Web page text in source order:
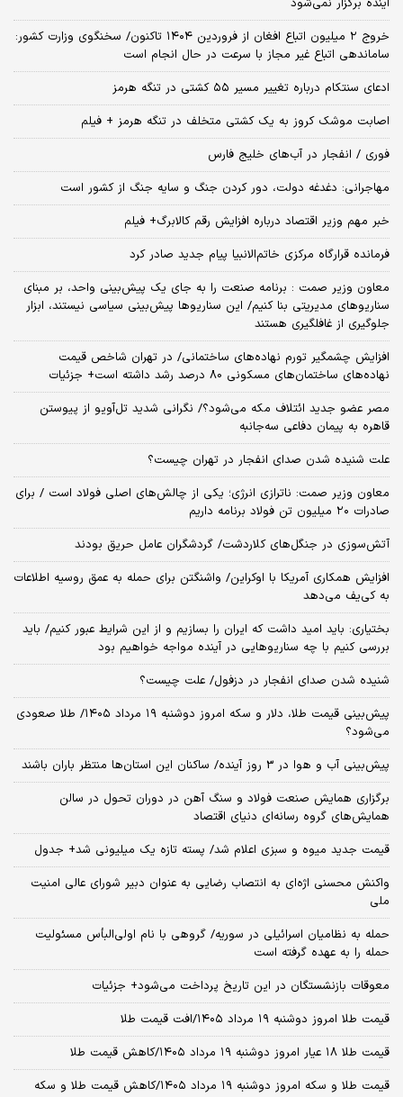
آینده برگزار نمی‌شود
خروج ۲ میلیون اتباع افغان از فروردین ۱۴۰۴ تاکنون/ سخنگوی وزارت کشور:
ساماندهی اتباع غیر مجاز با سرعت در حال انجام است
ادعای سنتکام درباره تغییر مسیر ۵۵ کشتی در تنگه هرمز
اصابت موشک کروز به یک کشتی متخلف در تنگه هرمز + فیلم
فوری / انفجار در آب‌های خلیج فارس
مهاجرانی: دغدغه دولت، دور کردن جنگ و سایه جنگ از کشور است
خبر مهم وزیر اقتصاد درباره افزایش رقم کالابرگ+ فیلم
فرمانده قرارگاه مرکزی خاتم‌الانبیا پیام جدید صادر کرد
معاون وزیر صمت : برنامه صنعت را به جای یک پیش‌بینی واحد، بر مبنای
سناریوهای مدیریتی بنا کنیم/ این سناریوها پیش‌بینی سیاسی نیستند، ابزار
جلوگیری از غافلگیری هستند
افزایش چشمگیر تورم نهاده‌های ساختمانی/ در تهران شاخص قیمت
نهاده‌های ساختمان‌های مسکونی 80 درصد رشد داشته است+ جزئیات
مصر عضو جدید ائتلاف مکه می‌شود؟/ نگرانی شدید تل‌آویو از پیوستن
قاهره به پیمان دفاعی سه‌جانبه
علت شنیده شدن صدای انفجار در تهران چیست؟
معاون وزیر صمت: ناترازی انرژی؛ یکی از چالش‌های اصلی فولاد است / برای
صادرات ۲۰ میلیون تن فولاد برنامه‌ داریم
آتش‌سوزی در جنگل‌های کلاردشت/ گردشگران عامل حریق بودند
افزایش همکاری آمریکا با اوکراین/ واشنگتن برای حمله به عمق روسیه اطلاعات
به کی‌یف می‌دهد
بختیاری: باید امید داشت که ایران را بسازیم و از این شرایط عبور کنیم/ باید
بررسی کنیم با چه سناریوهایی در آینده مواجه خواهیم بود
شنیده شدن صدای انفجار در دزفول/ علت چیست؟
پیش‌بینی قیمت طلا، دلار و سکه امروز دوشنبه ۱۹ مرداد ۱۴۰۵/ طلا صعودی
می‌شود؟
پیش‌بینی آب و هوا در 3 روز آینده/ ساکنان این استان‌ها منتظر باران باشند
برگزاری همایش صنعت فولاد و سنگ آهن در دوران تحول در سالن
همایش‌های گروه رسانه‌ای دنیای اقتصاد
قیمت جدید میوه و سبزی اعلام شد/ پسته تازه یک میلیونی شد+ جدول
واکنش محسنی اژه‌ای به انتصاب رضایی به عنوان دبیر شورای عالی امنیت
ملی
حمله به نظامیان اسرائیلی در سوریه/ گروهی با نام اولی‌البأس مسئولیت
حمله را به عهده گرفته است
معوقات بازنشستگان در این تاریخ پرداخت می‌شود+ جزئیات
قیمت طلا امروز دوشنبه ۱۹ مرداد ۱۴۰۵/افت قیمت طلا
قیمت طلا ۱۸ عیار امروز دوشنبه ۱۹ مرداد ۱۴۰۵/کاهش قیمت طلا
قیمت طلا و سکه امروز دوشنبه ۱۹ مرداد ۱۴۰۵/کاهش قیمت طلا و سکه